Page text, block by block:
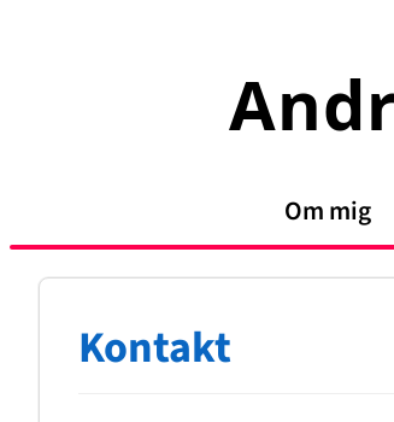
Om mig
Kontakt